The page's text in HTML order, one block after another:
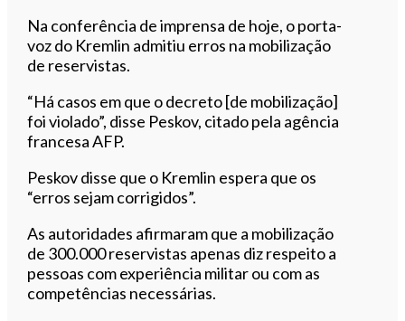
Na conferência de imprensa de hoje, o porta-
voz do Kremlin admitiu erros na mobilização
de reservistas.
“Há casos em que o decreto [de mobilização]
foi violado”, disse Peskov, citado pela agência
francesa AFP.
Peskov disse que o Kremlin espera que os
“erros sejam corrigidos”.
As autoridades afirmaram que a mobilização
de 300.000 reservistas apenas diz respeito a
pessoas com experiência militar ou com as
competências necessárias.